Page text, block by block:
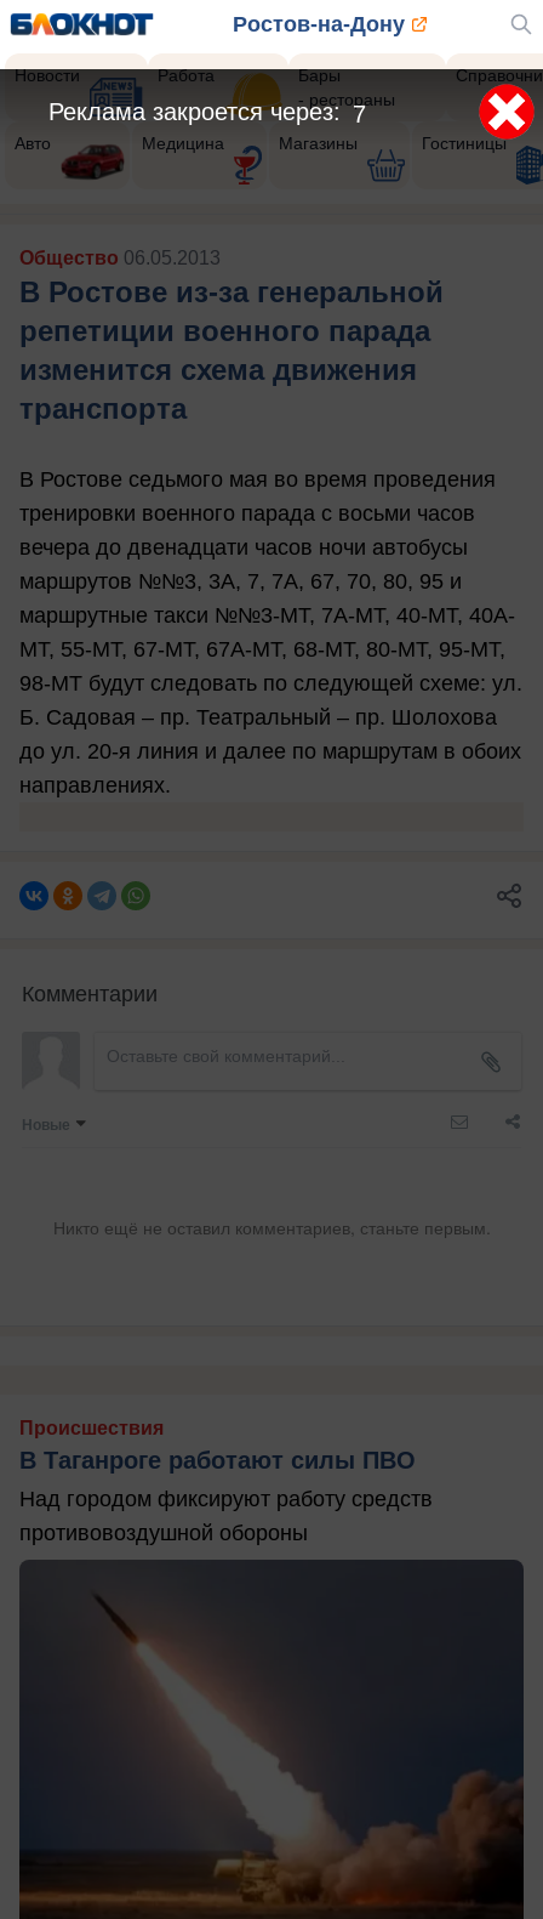
Ростов-на-Дону
Новости Работа
Бары
- рестораны
Авто Медицина Магазины Гостиницы
Общество 06.05.2013
В Ростове из-за генеральной
репетиции военного парада
изменится схема движения
транспорта
В Ростове седьмого мая во время проведения
тренировки военного парада с восьми часов
вечера до двенадцати часов ночи автобусы
маршрутов №№3, 3А, 7, 7А, 67, 70, 80, 95 и
маршрутные такси №№3-МТ, 7А-МТ, 40-МТ, 40А-
МТ, 55-МТ, 67-МТ, 67А-МТ, 68-МТ, 80-МТ, 95-МТ,
98-МТ будут следовать по следующей схеме: ул.
Б. Садовая – пр. Театральный – пр. Шолохова
до ул. 20-я линия и далее по маршрутам в обоих
направлениях.
Комментарии
Новые
Никто ещё не оставил комментариев, станьте первым.
Происшествия
В Таганроге работают силы ПВО
Над городом фиксируют работу средств
противовоздушной обороны
5
Реклама закроется через: